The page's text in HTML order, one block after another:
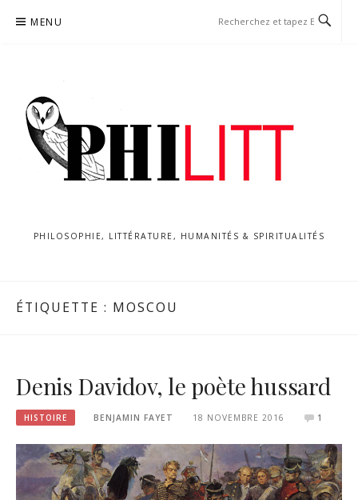
MENU
PHILOSOPHIE, LITTÉRATURE, HUMANITÉS & SPIRITUALITÉS
ÉTIQUETTE : MOSCOU
Denis Davidov, le poète hussard
HISTOIRE BENJAMIN FAYET 18 NOVEMBRE 2016 1